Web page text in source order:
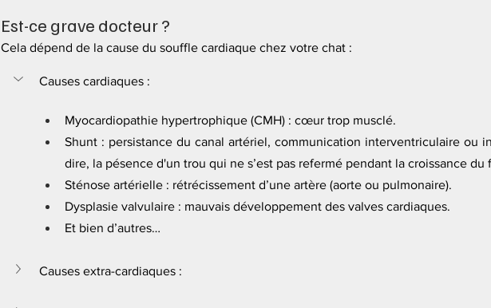
Est-ce grave docteur ?
Cela dépend de la cause du souffle cardiaque chez votre chat :
Causes cardiaques :
Myocardiopathie hypertrophique (CMH) : cœur trop musclé.
Shunt : persistance du canal artériel, communication interventriculaire ou
dire, la pésence d'un trou qui ne s’est pas refermé pendant la croissance du
Sténose artérielle : rétrécissement d’une artère (aorte ou pulmonaire).
Dysplasie valvulaire : mauvais développement des valves cardiaques.
Et bien d’autres…
Causes extra-cardiaques :